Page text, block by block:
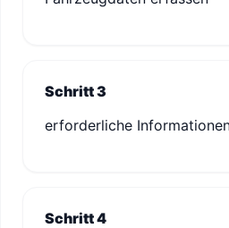
Schritt 3
erforderliche
Schritt 4